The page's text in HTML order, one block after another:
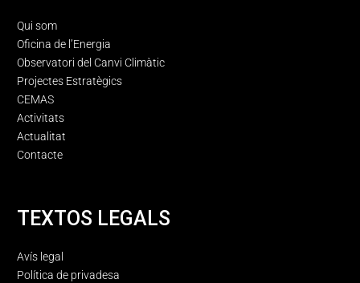
Qui som
Oficina de l’Energia
Observatori del Canvi Climàtic
Projectes Estratègics
CEMAS
Activitats
Actualitat
Contacte
TEXTOS LEGALS
Avís legal
Política de privadesa